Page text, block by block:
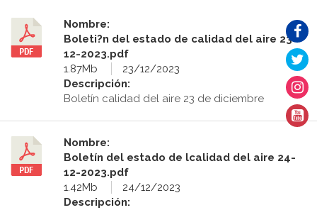
Nombre:
Boleti?n del estado de calidad del aire 23-
12-2023.pdf
1.87Mb
23/12/2023
Descripción:
Boletín calidad del aire 23 de diciembre
Nombre:
Boletín del estado de lcalidad del aire 24-
12-2023.pdf
1.42Mb
24/12/2023
Descripción: